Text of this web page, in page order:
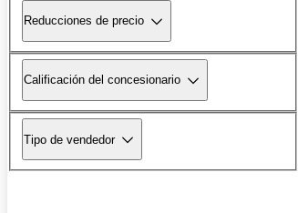
Reducciones de precio
Calificación del concesionario
Tipo de vendedor